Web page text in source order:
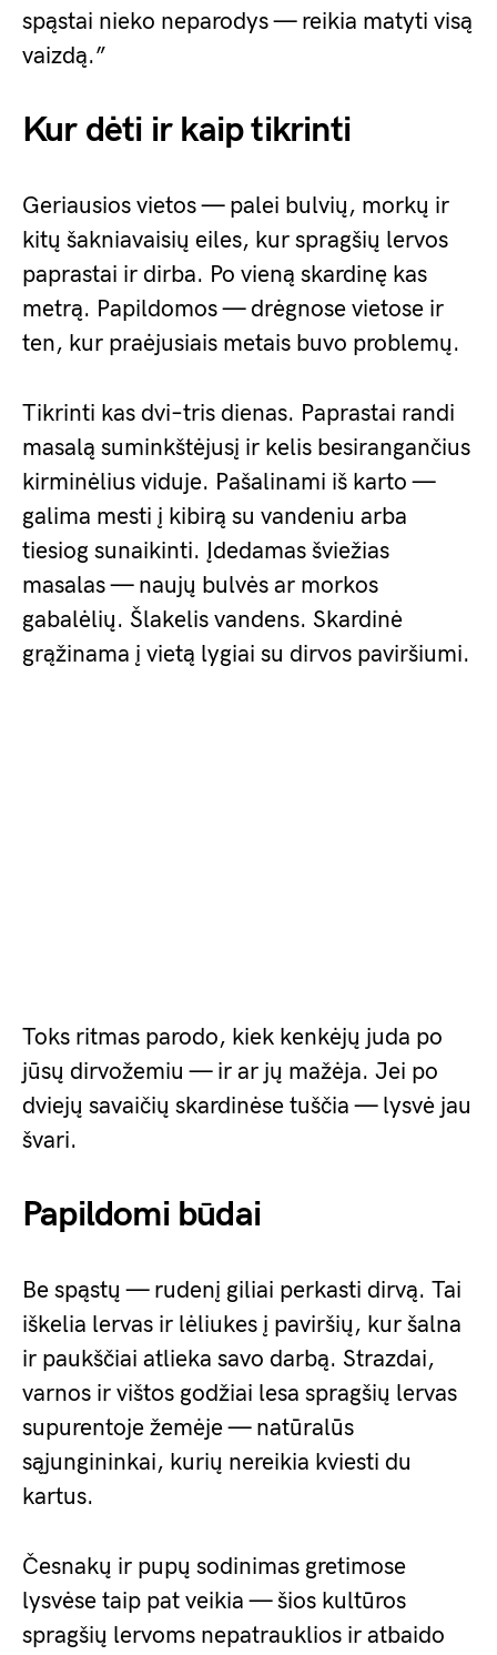
spąstai nieko neparodys — reikia matyti visą
vaizdą.”
Kur dėti ir kaip tikrinti
Geriausios vietos — palei bulvių, morkų ir
kitų šakniavaisių eiles, kur spragšių lervos
paprastai ir dirba. Po vieną skardinę kas
metrą. Papildomos — drėgnose vietose ir
ten, kur praėjusiais metais buvo problemų.
Tikrinti kas dvi–tris dienas. Paprastai randi
masalą suminkštėjusį ir kelis besirangančius
kirminėlius viduje. Pašalinami iš karto —
galima mesti į kibirą su vandeniu arba
tiesiog sunaikinti. Įdedamas šviežias
masalas — naujų bulvės ar morkos
gabalėlių. Šlakelis vandens. Skardinė
grąžinama į vietą lygiai su dirvos paviršiumi.
Toks ritmas parodo, kiek kenkėjų juda po
jūsų dirvožemiu — ir ar jų mažėja. Jei po
dviejų savaičių skardinėse tuščia — lysvė jau
švari.
Papildomi būdai
Be spąstų — rudenį giliai perkasti dirvą. Tai
iškelia lervas ir lėliukes į paviršių, kur šalna
ir paukščiai atlieka savo darbą. Strazdai,
varnos ir vištos godžiai lesa spragšių lervas
supurentoje žemėje — natūralūs
sąjungininkai, kurių nereikia kviesti du
kartus.
Česnakų ir pupų sodinimas gretimose
lysvėse taip pat veikia — šios kultūros
spragšių lervoms nepatrauklios ir atbaido